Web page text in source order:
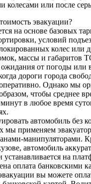
колесами или после
эвакуации?
на основе базовых
условий
колес или
массы и габаритов
от погоды или
дороги города
Однако мы
чтобы среднее
в любое время
автомобиль без
мы применяем
манипуляторами.
автомобиль
на
оплата банковскими
вы можете